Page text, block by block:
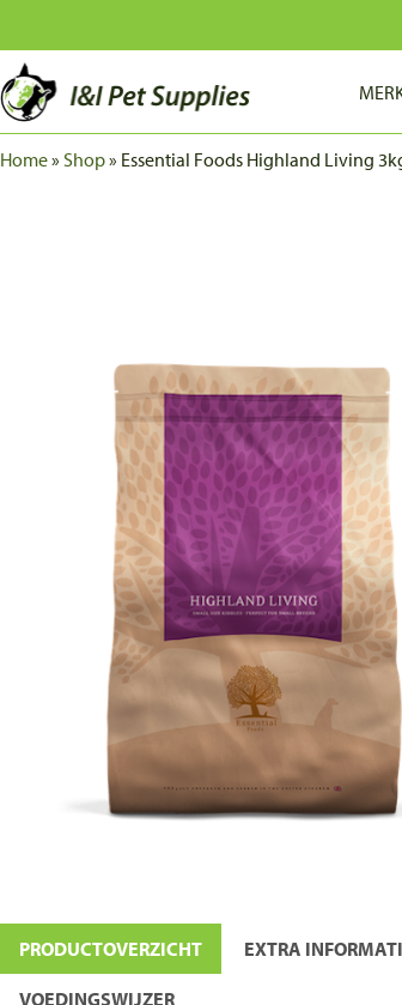
Home» Shop» Essential Foods Highland Living
PRODUCTOVERZICHT EXTRA
VOEDINGSWIJZER